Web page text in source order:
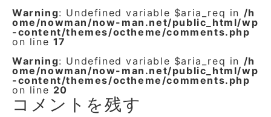
Warning: Undefined variable $aria_req in /h
ome/nowman/now-man.net/public_html/wp
-content/themes/octheme/comments.php
on line 17
Warning: Undefined variable $aria_req in /h
ome/nowman/now-man.net/public_html/wp
-content/themes/octheme/comments.php
on line 20
コメントを残す